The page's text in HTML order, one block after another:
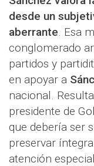
desde un
aberrante. Esa
conglomerado
partidos y
en apoyar a
nacional.
presidente de
que debería ser
preservar
atención